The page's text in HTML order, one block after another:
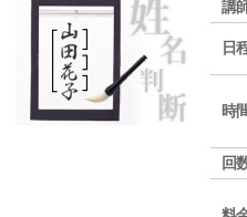
講
日
時
回